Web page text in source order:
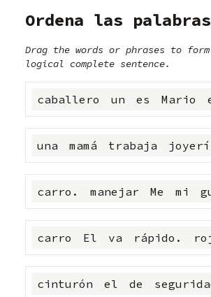
Ordena las palabras
Drag the words or phrases to
logical complete sentence.
caballero un es Mario
una mamá trabaja
carro. manejar Me mi
carro El va rápido.
cinturón el de